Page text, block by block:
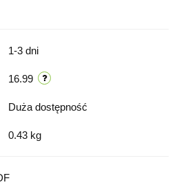
1-3 dni
16.99
Duża dostępność
0.43 kg